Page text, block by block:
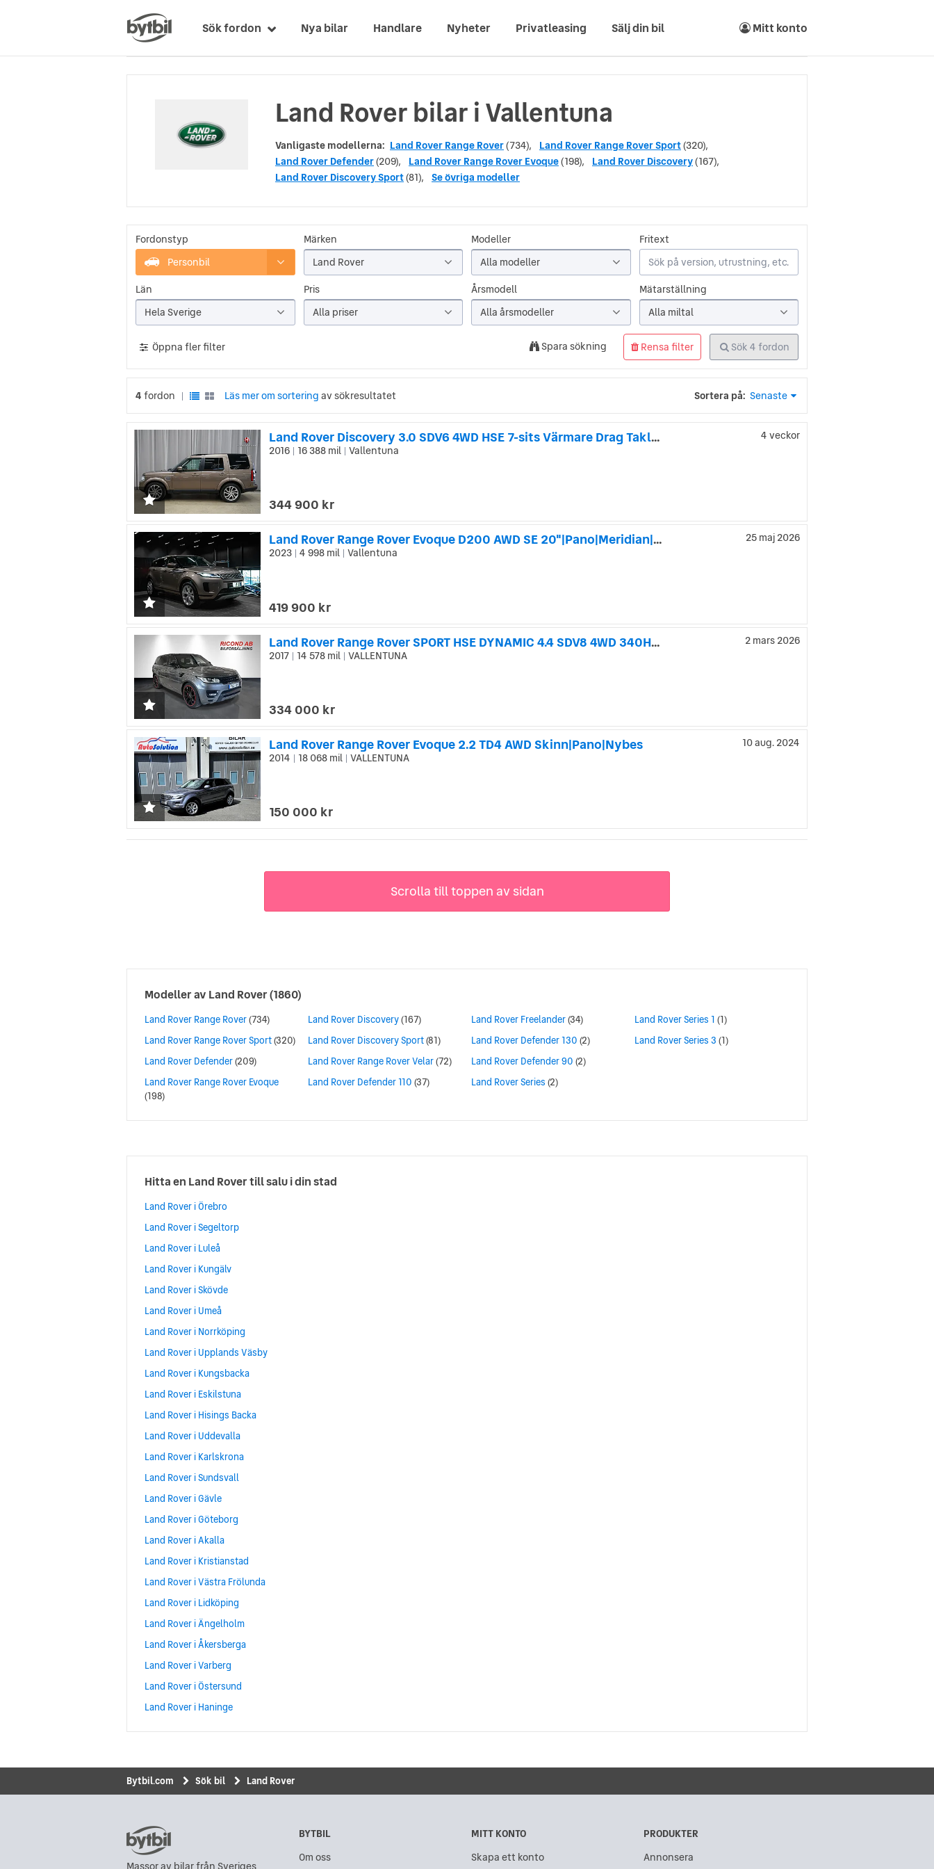
Sök fordon Nya bilar Handlare Nyheter Privatleasing Sälj din bil Mitt konto
Land Rover bilar i Vallentuna
Vanligaste modellerna: Land Rover Range Rover(734), Land Rover Range Rover Sport(320),
Land Rover Defender(209), Land Rover Range Rover Evoque(198), Land Rover Discovery(167),
Land Rover Discovery Sport(81), Se övriga modeller
Fordonstyp
Personbil
Märken
Land Rover
Modeller
Alla modeller
Fritext
Län
Hela Sverige
Pris
Alla priser
Årsmodell
Alla årsmodeller
Mätarställning
Alla miltal
Öppna fler filter Spara sökning Rensa filter Sök 4 fordon
4 fordon Läs mer om sortering av sökresultatet Sortera på: Senaste
Land Rover Discovery 3.0 SDV6 4WD HSE 7-sits Värmare Drag Taklucka Meridian
2016 16 388 mil Vallentuna
4 veckor
344 900 kr
Land Rover Range Rover Evoque D200 AWD SE 20"|Pano|Meridian|ACC|Kamera|ColdClimate
2023 4 998 mil Vallentuna
25 maj 2026
419 900 kr
Land Rover Range Rover SPORT HSE DYNAMIC 4.4 SDV8 4WD 340HK EU6
2017 14 578 mil VALLENTUNA
2 mars 2026
334 000 kr
Land Rover Range Rover Evoque 2.2 TD4 AWD Skinn|Pano|Nybes
2014 18 068 mil VALLENTUNA
10 aug. 2024
150 000 kr
Scrolla till toppen av sidan
Modeller av Land Rover(1860)
Land Rover Range Rover(734)
Land Rover Range Rover Sport(320)
Land Rover Defender(209)
Land Rover Range Rover Evoque
(198)
Land Rover Discovery(167)
Land Rover Discovery Sport(81)
Land Rover Range Rover Velar(72)
Land Rover Defender 110 (37)
Land Rover Freelander(34)
Land Rover Defender 130 (2)
Land Rover Defender 90 (2)
Land Rover Series (2)
Land Rover Series 1 (1)
Land Rover Series 3 (1)
Hitta en Land Rover till salu i din stad
Land Rover i Örebro
Land Rover i Segeltorp
Land Rover i Luleå
Land Rover i Kungälv
Land Rover i Skövde
Land Rover i Umeå
Land Rover i Norrköping
Land Rover i Upplands Väsby
Land Rover i Kungsbacka
Land Rover i Eskilstuna
Land Rover i Hisings Backa
Land Rover i Uddevalla
Land Rover i Karlskrona
Land Rover i Sundsvall
Land Rover i Gävle
Land Rover i Göteborg
Land Rover i Akalla
Land Rover i Kristianstad
Land Rover i Västra Frölunda
Land Rover i Lidköping
Land Rover i Ängelholm
Land Rover i Åkersberga
Land Rover i Varberg
Land Rover i Östersund
Land Rover i Haninge
Bytbil.com Sök bil Land Rover
BYTBIL
Om oss
MITT KONTO
Skapa ett konto
PRODUKTER
Annonsera